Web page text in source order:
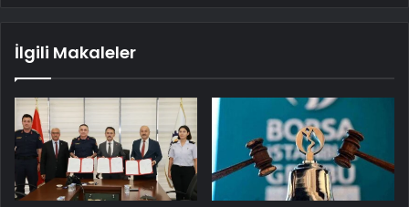
İlgili Makaleler